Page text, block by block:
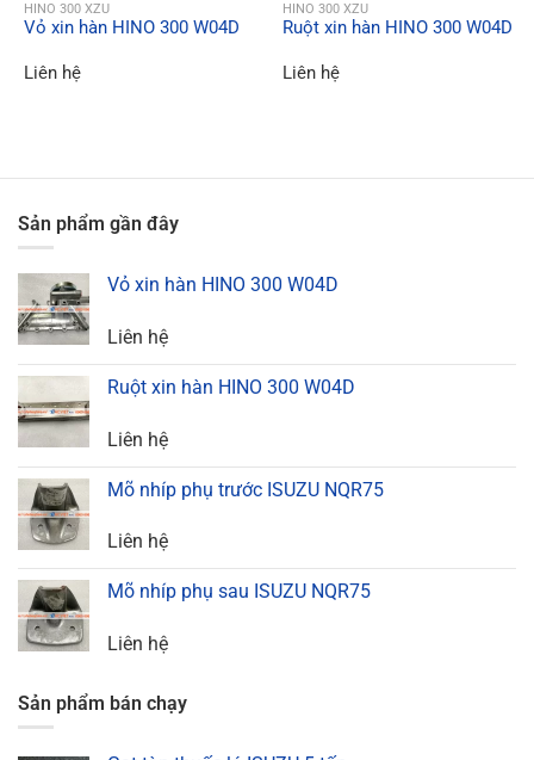
QUICK VIEW
HINO 300 XZU
Vỏ xin hàn HINO 300 W04D
Liên hệ
QUICK VIEW
HINO 300 XZU
Ruột xin hàn HINO 300 W04D
Liên hệ
Sản phẩm gần đây
Vỏ xin hàn HINO 300 W04D
Liên hệ
Ruột xin hàn HINO 300 W04D
Liên hệ
Mõ nhíp phụ trước ISUZU NQR75
Liên hệ
Mõ nhíp phụ sau ISUZU NQR75
Liên hệ
Sản phẩm bán chạy